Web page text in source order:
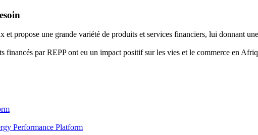
et propose une grande variété de produits et services financiers, lui donnant
financés par REPP ont eu un impact positif sur les vies et le commerce en